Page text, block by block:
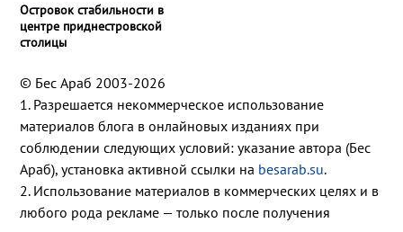
Островок стабильности в
центре приднестровской
столицы
© Бес Араб 2003-2026
1. Разрешается некоммерческое использование
материалов блога в онлайновых изданиях при
соблюдении следующих условий: указание автора (Бес
Араб), установка активной ссылки на besarab.su.
2. Использование материалов в коммерческих целях и в
любого рода рекламе — только после получения